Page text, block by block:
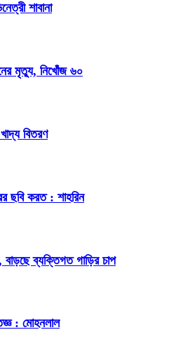
শাবানা
মৃত্যু, নিখোঁজ ৬০
বিতরণ
ছবি করত : শাহরিন
বাড়ছে ব্যক্তিগত গাড়ির চাপ
: মোহনলাল